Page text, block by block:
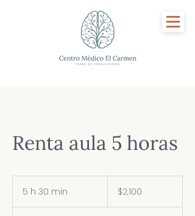
Renta aula 5 horas
5 h 30 min
pesos
mexicanos
$2,100